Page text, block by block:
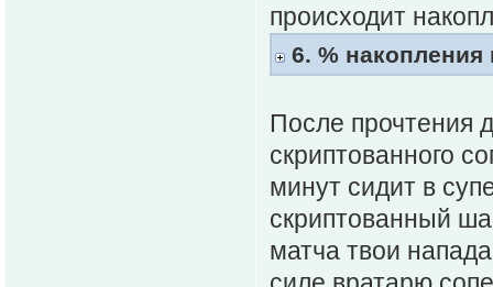
происходит
6. % накопления
После прочтения
скриптованного
минут сидит в
скриптованный
матча твои